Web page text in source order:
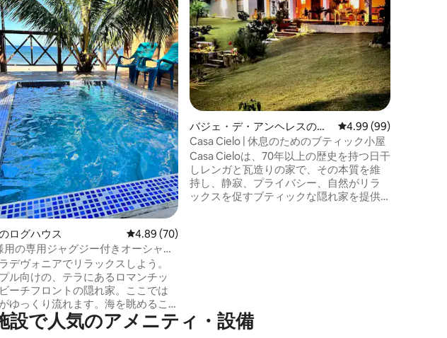
5つ星中5つ星の平均評価
ログハウス レビュー70件、5つ星中4.89つ星の平均評価
4.89 (70)
用の専用ジャグジー付きオーシャン
トのログハウス
デヴォニアでリラックスしよう。
ル向けの、テラにあるロマンチッ
ーチフロントの隠れ家。ここでは
ゆっくり流れます。海を眺めるこ
きるジャグジースタイルのプライ
プール、専用テラスからの夕日、
バジェ・デ・アンヘレスのロ
グハウス
レビュー99件、5つ星
4.99 (99)
Casa Cielo | 休息のためのブティック小屋
Casa Cieloは、70年以上の歴史を持つ日干
しレンガと瓦造りの家で、その本質を維
持し、静寂、プライバシー、自然がリラ
ックスを促すブティックな隠れ家を提供
で人気のアメニティ・設備